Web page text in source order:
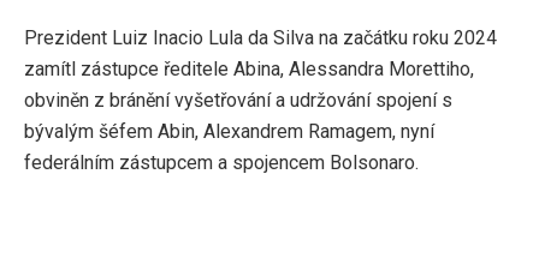
Prezident Luiz Inacio Lula da Silva na začátku roku 2024
zamítl zástupce ředitele Abina, Alessandra Morettiho,
obviněn z bránění vyšetřování a udržování spojení s
bývalým šéfem Abin, Alexandrem Ramagem, nyní
federálním zástupcem a spojencem Bolsonaro.